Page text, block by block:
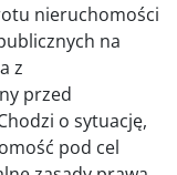
nieruchomości
na
z
przed
o sytuację,
pod cel